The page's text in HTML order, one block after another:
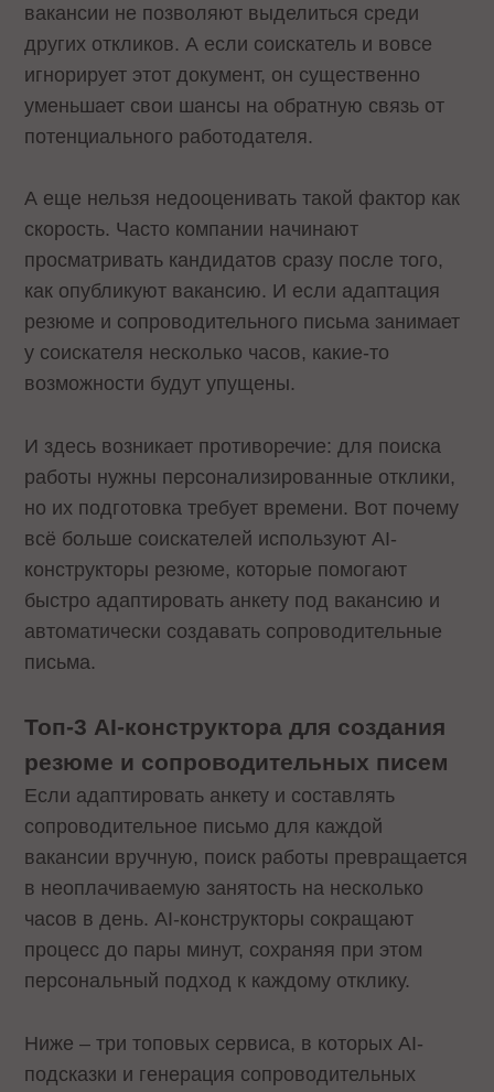
вакансии не позволяют выделиться среди
других откликов. А если соискатель и вовсе
игнорирует этот документ, он существенно
уменьшает свои шансы на обратную связь от
потенциального работодателя.
А еще нельзя недооценивать такой фактор как
скорость. Часто компании начинают
просматривать кандидатов сразу после того,
как опубликуют вакансию. И если адаптация
резюме и сопроводительного письма занимает
у соискателя несколько часов, какие-то
возможности будут упущены.
И здесь возникает противоречие: для поиска
работы нужны персонализированные отклики,
но их подготовка требует времени. Вот почему
всё больше соискателей используют AI-
конструкторы резюме, которые помогают
быстро адаптировать анкету под вакансию и
автоматически создавать сопроводительные
письма.
Топ-3 AI-конструктора для создания
резюме и сопроводительных писем
Если адаптировать анкету и составлять
сопроводительное письмо для каждой
вакансии вручную, поиск работы превращается
в неоплачиваемую занятость на несколько
часов в день. AI-конструкторы сокращают
процесс до пары минут, сохраняя при этом
персональный подход к каждому отклику.
Ниже – три топовых сервиса, в которых AI-
подсказки и генерация сопроводительных